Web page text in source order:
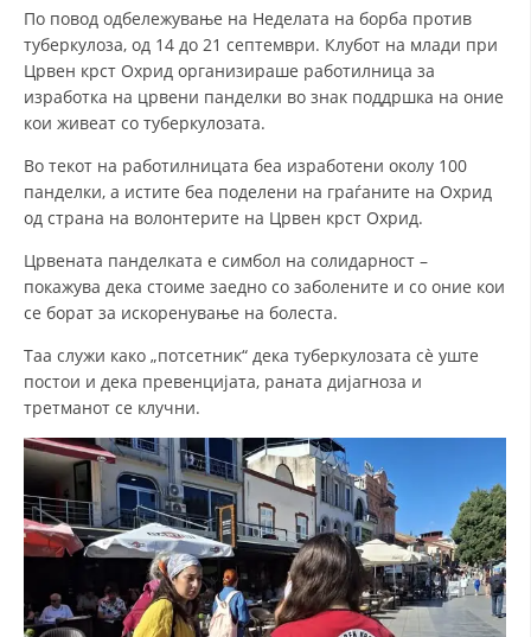
СТАТУТ НА ЦКРМ
ОРГАНИЗАЦИЈА И РАЗВОЈ
РАКОВОДЕН ОДБОР
СТРУКТУРА И ОРГАНИЗАЦИОНА ПОСТАВЕНОСТ
MЕЃУНАРОДНО ХУМАНИТАРНО ПРАВО
ПРОМОЦИЈА НА ХУМАНИ ВРЕДНОСТИ
УПОТРЕБА И ЗАШТИТА НА АМБЛЕМОТ
СОЦИЈАЛНО ХУМАНИТАРНА ДЕЈНОСТ
КАКО ДА ДОНИРАТЕ
ПОДГОТВЕНОСТ И ДЕЈСТВО ПРИ КАТАСТРОФИ
По повод одбележување на Неделата на борба против
туберкулоза, од 14 до 21 септември. Клубот на млади при
Црвен крст Охрид организираше работилница за
изработка на црвени панделки во знак поддршка на оние
кои живеат со туберкулозата.
Во текот на работилницата беа изработени околу 100
панделки, а истите беа поделени на граѓаните на Охрид
од страна на волонтерите на Црвен крст Охрид.
Црвената панделката е симбол на солидарност –
покажува дека стоиме заедно со заболените и со оние кои
се борат за искоренување на болеста.
Таа служи како „потсетник“ дека туберкулозата сè уште
постои и дека превенцијата, раната дијагноза и
третманот се клучни.